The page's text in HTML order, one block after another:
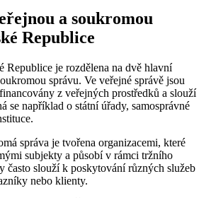
a soukromou
Republice
Republice je rozdělena na dvě hlavní
správu. Ve veřejné správě jsou
z veřejných prostředků a slouží
se například o státní úřady, samosprávné
správa je tvořena organizacemi, které
subjekty a působí v rámci tržního
často slouží k poskytování různých služeb
nebo klienty.